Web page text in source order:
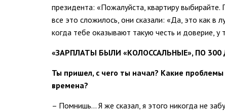
президента: «Пожалуйста, квартиру выбирайте.
все это сложилось, они сказали: «Да, это как в
когда тебе оказывают такую честь и доверие,
«ЗАРПЛАТЫ БЫЛИ «КОЛОССАЛЬНЫЕ», ПО
Ты пришел, с чего ты начал? Какие
времена?
– Помнишь... Я же сказал, я этого никогда не